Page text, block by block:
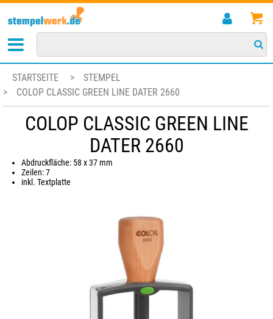
STARTSEITE >
STEMPEL
>
COLOP CLASSIC GREEN LINE DATER 2660
COLOP CLASSIC GREEN LINE
DATER 2660
Abdruckfläche: 58 x 37 mm
Zeilen: 7
inkl. Textplatte